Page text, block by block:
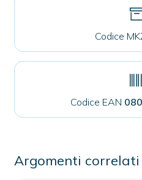
Codice
Codice EAN
Argomenti correlati